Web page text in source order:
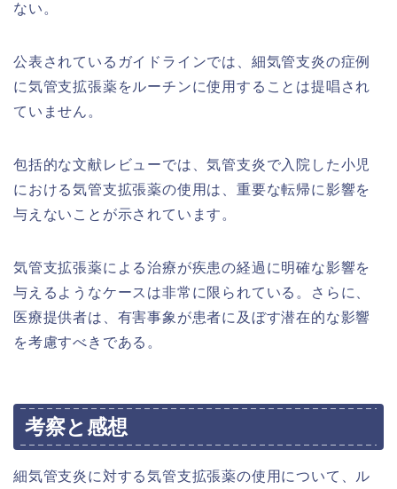
ない。
公表されているガイドラインでは、細気管支炎の症例
に気管支拡張薬をルーチンに使用することは提唱され
ていません。
包括的な文献レビューでは、気管支炎で入院した小児
における気管支拡張薬の使用は、重要な転帰に影響を
与えないことが示されています。
気管支拡張薬による治療が疾患の経過に明確な影響を
与えるようなケースは非常に限られている。さらに、
医療提供者は、有害事象が患者に及ぼす潜在的な影響
を考慮すべきである。
考察と感想
細気管支炎に対する気管支拡張薬の使用について、ル